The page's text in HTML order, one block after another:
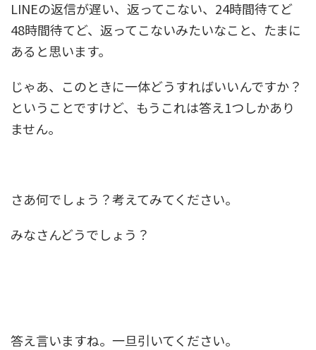
LINEの返信が遅い、返ってこない、24時間待てど
48時間待てど、返ってこないみたいなこと、たまに
あると思います。
じゃあ、このときに一体どうすればいいんですか？
ということですけど、もうこれは答え1つしかあり
ません。
さあ何でしょう？考えてみてください。
みなさんどうでしょう？
答え言いますね。一旦引いてください。